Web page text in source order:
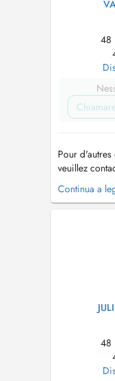
48
Pour
veuillez
Amener lors
médicale -
Chaussures
Continua a
48